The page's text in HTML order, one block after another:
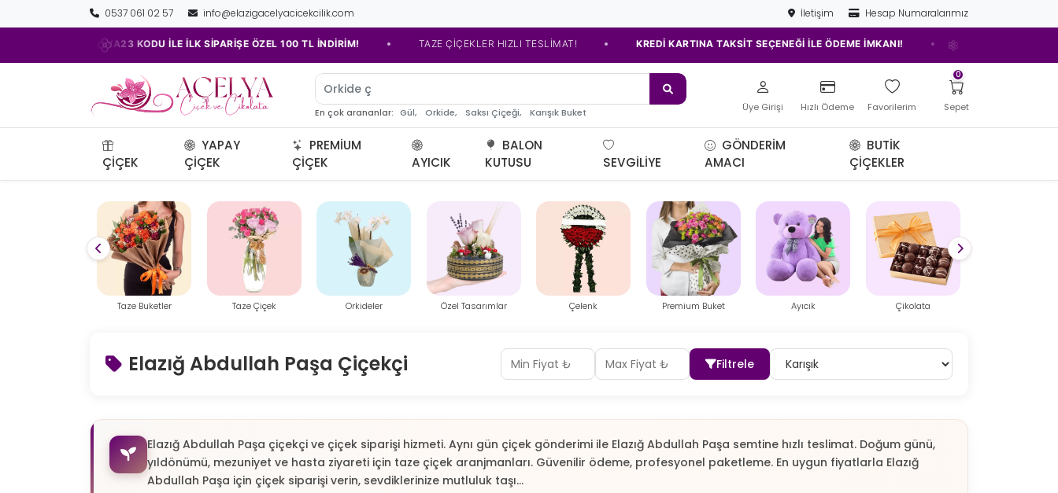
0537 061 02 57 info@elazigacelyacicekcilik.com İletişim Hesap Numaralarımız
KODU İLE İLK SİPARİŞE ÖZEL 100 TL İNDİRİM! • TAZE ÇİÇEKLER HIZLI TESLİMAT! • KREDİ KARTINA TAKSİT SEÇENEĞİ İLE ÖDEME İMKANI! • ELAZIĞ'IN EN İYİ ÇİÇEKÇİSİ!
Orkide çiçeği
En çok arananlar: Gül, Orkide, Saksı Çiçeği, Karışık Buket Üye Girişi Hızlı Ödeme Favorilerim Sepet
0
ÇIÇEK
YAPAY
ÇIÇEK
PREMIUM
ÇIÇEK
AYICIK
BALON
KUTUSU
SEVGILIYE
GÖNDERIM
AMACI
BUTIK
ÇIÇEKLER
Taze Çiçek Orkideler Özel Tasarımlar Çelenk Premium Buket Ayıcık Çikolata Mini Teraryum
Elazığ Abdullah Paşa Çiçekçi Filtrele
Elazığ Abdullah Paşa çiçekçi ve çiçek siparişi hizmeti. Aynı gün çiçek gönderimi ile Elazığ Abdullah Paşa semtine hızlı teslimat. Doğum günü,
yıldönümü, mezuniyet ve hasta ziyareti için taze çiçek aranjmanları. Güvenilir ödeme, profesyonel paketleme. En uygun fiyatlarla Elazığ
Abdullah Paşa için çiçek siparişi verin, sevdiklerinize mutluluk taşı...